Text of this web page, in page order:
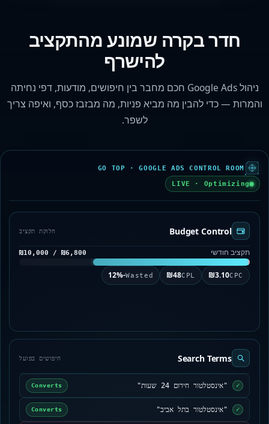
חדר בקרה שמונע מהתקציב
להישרף
ניהול Google Ads חכם מחבר בין חיפושים, מודעות, דפי נחיתה
והמרות — כדי להבין מה מביא פניות, מה מבזבז כסף, ואיפה צריך
לשפר.
GO TOP · GOOGLE ADS CONTROL ROOM
LIVE · Optimizing
Budget Control חלוקת תקציב
תקציב חודשי ₪6,800 / ₪10,000
CPC
₪3.10
CPL
₪48
Wasted
-12%
Search Terms חיפושים בפועל
✓ "אינסטלטור חירום 24 שעות" Converts
✓ "אינסטלטור בתל אביב" Converts